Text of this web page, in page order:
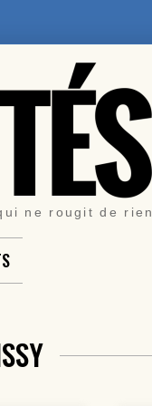
ne rougit de rien